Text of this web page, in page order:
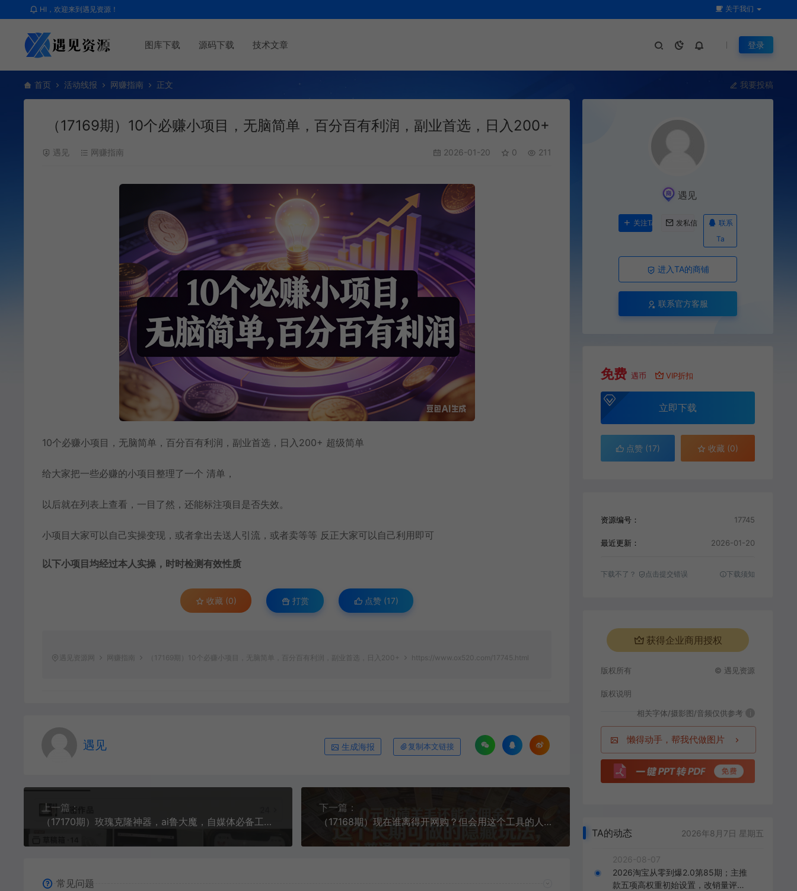
HI，欢迎来到遇见资源！ 关于我们
图库下载 源码下载 技术文章 登录
首页 活动线报 网赚指南 正文 我要投稿
（17169期）10个必赚小项目，无脑简单，百分百有利润，副业首选，日入200+
遇见 网赚指南 2026-01-20 0 211
10个必赚小项目，无脑简单，百分百有利润，副业首选，日入200+ 超级简单
给大家把一些必赚的小项目整理了一个 清单，
以后就在列表上查看，一目了然，还能标注项目是否失效。
小项目大家可以自己实操变现，或者拿出去送人引流，或者卖等等 反正大家可以自己利用即可
以下小项目均经过本人实操，时时检测有效性质
收藏 (0) 打赏 点赞 (17)
遇见资源网 网赚指南 （17169期）10个必赚小项目，无脑简单，百分百有利润，副业首选，日入200+ https://www.ox520.com/17745.html
遇见 生成海报 复制本文链接
上一篇：
（17170期）玫瑰克隆神器，ai鲁大魔，自媒体必备工具，一键爆款神器，详细教程。
下一篇：
（17168期）现在谁离得开网购？但会用这个工具的人，早就把花钱变成赚钱了
常见问题
遇见
关注Ta 发私信
联系
Ta
进入TA的商铺
联系官方客服
免费 遇币 VIP折扣
立即下载
点赞 (17) 收藏 (0)
资源编号： 17745
最近更新： 2026-01-20
下载不了？ 点击提交错误 下载须知
获得企业商用授权
版权所有 © 遇见资源
版权说明
相关字体/摄影图/音频仅供参考 i
懒得动手，帮我代做图片
TA的动态 2026年8月7日 星期五
2026-08-07
2026淘宝从零到爆2.0第85期；主推
款五项高权重初始设置，改销量评晒